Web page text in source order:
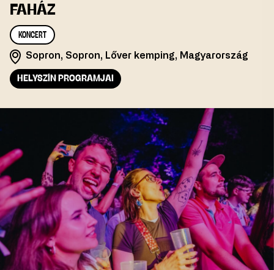
FAHÁZ
KONCERT
Sopron, Sopron, Lőver kemping, Magyarország
HELYSZÍN PROGRAMJAI